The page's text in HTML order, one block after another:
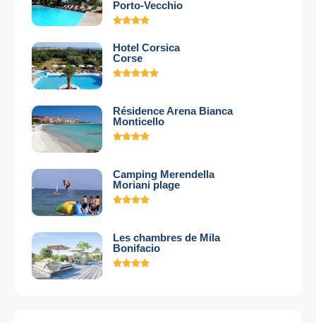
Porto-Vecchio
Hotel Corsica
Corse
Résidence Arena Bianca
Monticello
Camping Merendella
Moriani plage
Les chambres de Mila
Bonifacio